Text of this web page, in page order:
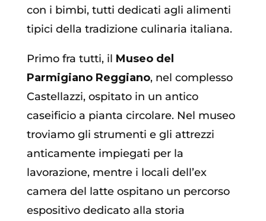
con i bimbi, tutti dedicati agli alimenti
tipici della tradizione culinaria italiana.
Primo fra tutti, il Museo del
Parmigiano Reggiano, nel complesso
Castellazzi, ospitato in un antico
caseificio a pianta circolare. Nel museo
troviamo gli strumenti e gli attrezzi
anticamente impiegati per la
lavorazione, mentre i locali dell’ex
camera del latte ospitano un percorso
espositivo dedicato alla storia